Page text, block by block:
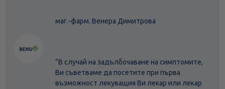
маг.-фарм. Венера Димитрова
“В случай на задълбочаване на симптомите,
Ви съветваме да посетите при първа
възможност лекуващия Ви лекар или лекар